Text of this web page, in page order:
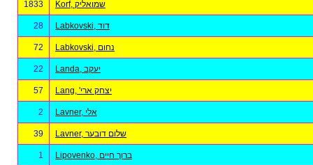
1833 Korf, שמואליק
28 Labkovski, דוד
72 Labkovski, נחום
22 Landa, יעקב
57 Lang, 'יצחק ארי
2 Lavner, אלי
39 Lavner, שלום דובער
1 Lipovenko, ברוך חיים